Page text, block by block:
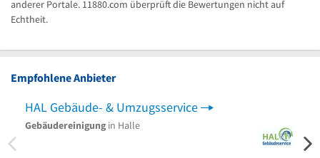
anderer Portale. 11880.com überprüft die Bewertungen nicht auf
Echtheit.
Empfohlene Anbieter
HAL Gebäude- & Umzugsservice
Gebäudereinigung in Halle